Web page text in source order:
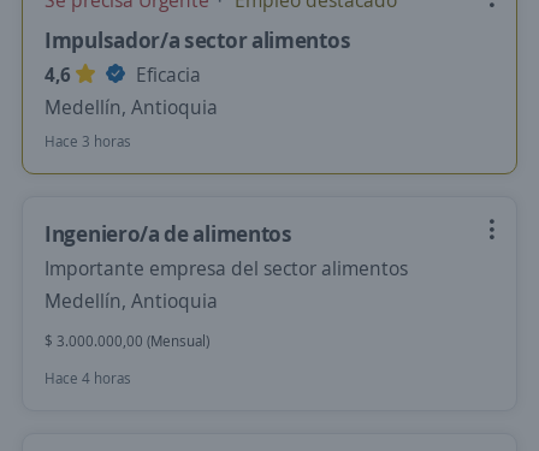
Impulsador/a sector alimentos
4,6
Eficacia
Medellín, Antioquia
Hace 3 horas
Ingeniero/a de alimentos
Importante empresa del sector alimentos
Medellín, Antioquia
$ 3.000.000,00 (Mensual)
Hace 4 horas